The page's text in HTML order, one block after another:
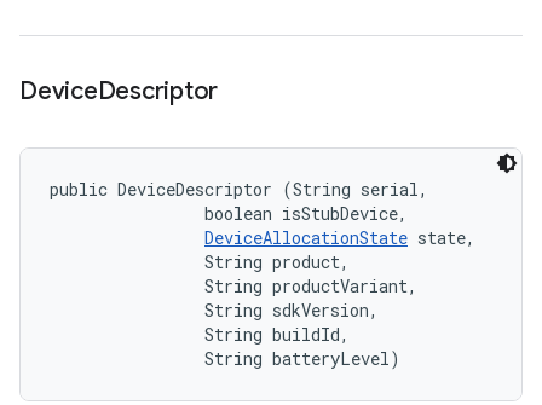
DeviceDescriptor
public DeviceDescriptor (String serial,
                boolean isStubDevice,
DeviceAllocationState state,
                String product,
                String productVariant,
                String sdkVersion,
                String buildId,
                String batteryLevel)